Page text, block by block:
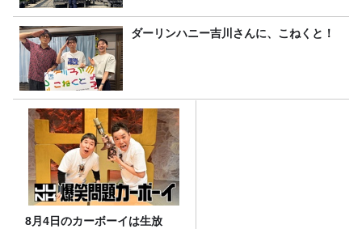
ダーリンハニー吉川さんに、こねくと！
8月4日のカーボーイは生放